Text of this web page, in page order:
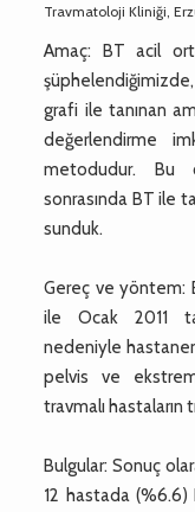
Travmatoloji Kliniği,
Amaç: BT acil
grafi ile tanınan
değerlendirme
metodudur. Bu
sonrasında BT ile
sunduk.
Gereç ve yöntem:
ile Ocak 2011
nedeniyle
pelvis ve
travmalı hastaların
Bulgular: Sonuç
12 hastada (%6.6)